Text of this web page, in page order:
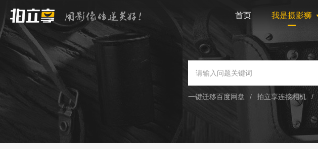
首页 我是摄影狮
一键迁移百度网盘 / 拍立享连接相机 /